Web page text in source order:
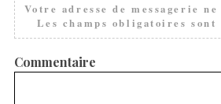
Votre adresse de messagerie
Les champs obligatoires sont
Commentaire